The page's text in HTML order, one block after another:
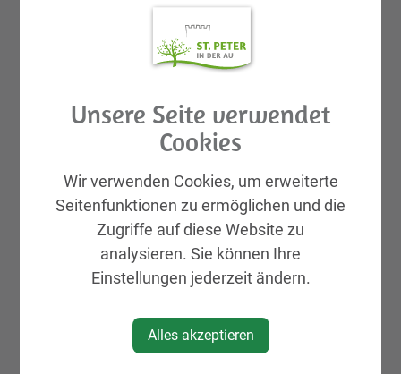
Wirtschaft
Natur, Sport & Erholung
Genuss
Unterkünfte
Gemeinde, Geschichte, Gebiete
St. Peter Markt & Dorf
St. Johann/Engstetten
Neuigkeiten
Unsere Seite verwendet
Cookies
Wir verwenden Cookies, um erweiterte
Seitenfunktionen zu ermöglichen und die
Zugriffe auf diese Website zu
analysieren. Sie können Ihre
Einstellungen jederzeit ändern.
Alles akzeptieren